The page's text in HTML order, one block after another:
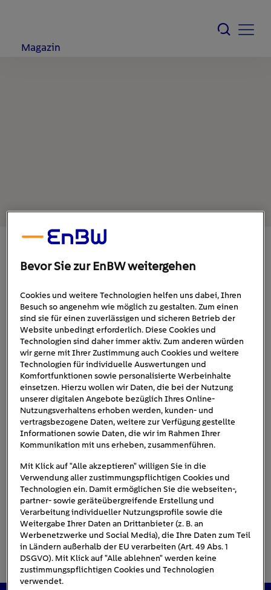
Magazin
28. Juni 2021 1min
mobile-klimaanlage-
installation
Bevor Sie zur EnBW weitergehen
Cookies und weitere Technologien helfen uns dabei, Ihren
Besuch so angenehm wie möglich zu gestalten. Zum einen
sind sie für einen zuverlässigen und sicheren Betrieb der
Website unbedingt erforderlich. Diese Cookies und
Technologien sind daher immer aktiv. Zum anderen würden
wir gerne mit Ihrer Zustimmung auch Cookies und weitere
Technologien für individuelle Auswertungen und
Komfortfunktionen sowie personalisierte Werbeinhalte
einsetzen. Hierzu wollen wir Daten, die bei der Nutzung
unserer digitalen Angebote bezüglich Ihres Online-
Nutzungsverhaltens erhoben werden, kunden- und
vertragsbezogene Daten, weitere zur Verfügung gestellte
Informationen sowie Daten, die wir im Rahmen Ihrer
Kommunikation mit uns erheben, zusammenführen.
Mit Klick auf "Alle akzeptieren" willigen Sie in die
Verwendung aller zustimmungspflichtigen Cookies und
Technologien ein. Damit ermöglichen Sie die webseiten-,
partner- sowie geräteübergreifende Erstellung und
Verarbeitung individueller Nutzungsprofile sowie die
Weitergabe Ihrer Daten an Drittanbieter (z. B. an
Werbenetzwerke und Social Media), die Ihre Daten zum Teil
in Ländern außerhalb der EU verarbeiten (Art. 49 Abs. 1
DSGVO). Mit Klick auf "Alle ablehnen" werden keine
zustimmungspflichtigen Cookies und Technologien
verwendet.